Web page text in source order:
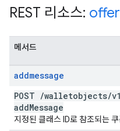
REST 리소스:
메서드
addmessage
POST /walletobjects/v1
addMessage
지정된 클래스 ID로 참조되는